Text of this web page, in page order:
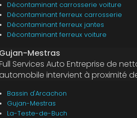
Décontaminant carrosserie voiture
Décontaminant ferreux carrosserie
Décontaminant ferreux jantes
Décontaminant ferreux voiture
Gujan-Mestras
Services Auto Entreprise de
automobile intervient à proximité
Bassin d'Arcachon
Gujan-Mestras
La-Teste-de-Buch